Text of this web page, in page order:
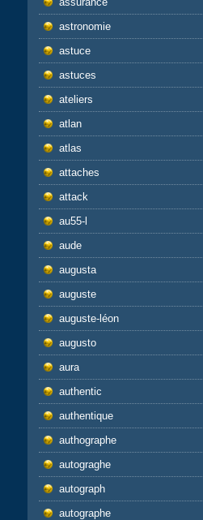
astronomie
astuce
astuces
ateliers
atlan
atlas
attaches
attack
au55-l
aude
augusta
auguste
auguste-léon
augusto
aura
authentic
authentique
authographe
autograghe
autograph
autographe